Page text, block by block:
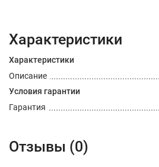
Характеристики
Характеристики
Описание
Условия гарантии
Гарантия
Отзывы (0)